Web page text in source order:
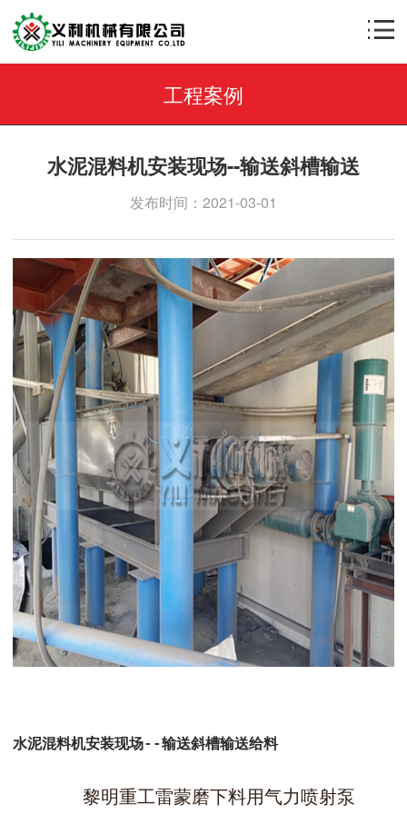
工程案例
水泥混料机安装现场--输送斜槽输送
发布时间：2021-03-01
水泥混料机安装现场--输送斜槽输送给料
黎明重工雷蒙磨下料用气力喷射泵